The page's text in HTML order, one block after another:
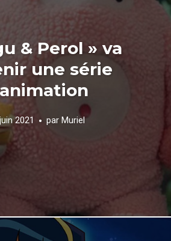
& Perol » va
une série
2021 par Muriel